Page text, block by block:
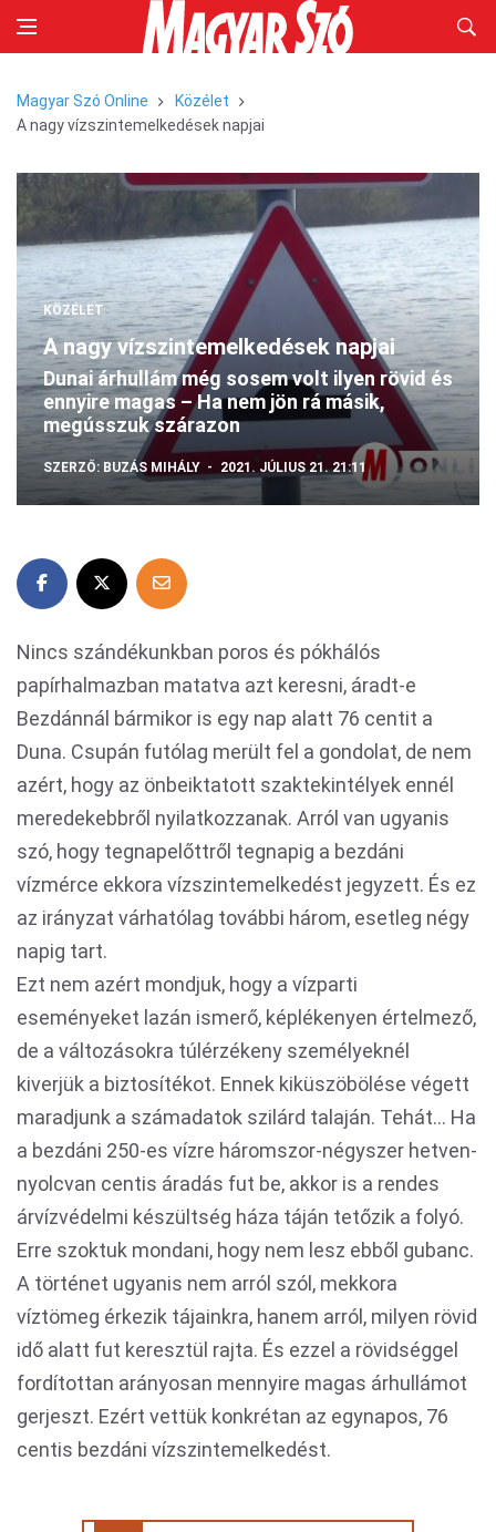
Magyar Szó Online
Közélet
A nagy vízszintemelkedések napjai
KÖZÉLET
A nagy vízszintemelkedések napjai
Dunai árhullám még sosem volt ilyen rövid és
ennyire magas – Ha nem jön rá másik,
megússzuk szárazon
SZERZŐ: BUZÁS MIHÁLY 2021. JÚLIUS 21. 21:11
Nincs szándékunkban poros és pókhálós
papírhalmazban matatva azt keresni, áradt-e
Bezdánnál bármikor is egy nap alatt 76 centit a
Duna. Csupán futólag merült fel a gondolat, de nem
azért, hogy az önbeiktatott szaktekintélyek ennél
meredekebbről nyilatkozzanak. Arról van ugyanis
szó, hogy tegnapelőttről tegnapig a bezdáni
vízmérce ekkora vízszintemelkedést jegyzett. És ez
az irányzat várhatólag további három, esetleg négy
napig tart.
Ezt nem azért mondjuk, hogy a vízparti
eseményeket lazán ismerő, képlékenyen értelmező,
de a változásokra túlérzékeny személyeknél
kiverjük a biztosítékot. Ennek kiküszöbölése végett
maradjunk a számadatok szilárd talaján. Tehát... Ha
a bezdáni 250-es vízre háromszor-négyszer hetven-
nyolcvan centis áradás fut be, akkor is a rendes
árvízvédelmi készültség háza táján tetőzik a folyó.
Erre szoktuk mondani, hogy nem lesz ebből gubanc.
A történet ugyanis nem arról szól, mekkora
víztömeg érkezik tájainkra, hanem arról, milyen rövid
idő alatt fut keresztül rajta. És ezzel a rövidséggel
fordítottan arányosan mennyire magas árhullámot
gerjeszt. Ezért vettük konkrétan az egynapos, 76
centis bezdáni vízszintemelkedést.